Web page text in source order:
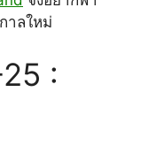
าลใหม่
: